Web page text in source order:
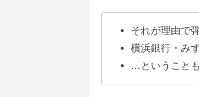
それが理由で
横浜銀行・み
…ということ